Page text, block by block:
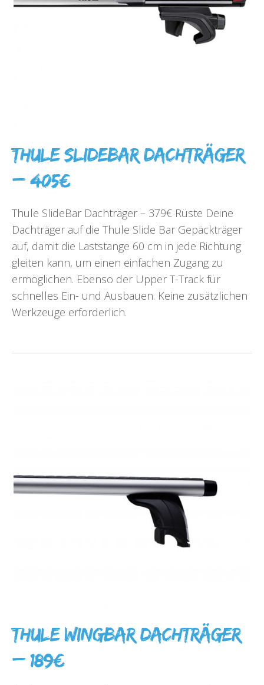
Thule SlideBar Dachträger
– 405€
Thule SlideBar Dachträger – 379€ Rüste Deine
Dachträger auf die Thule Slide Bar Gepäckträger
auf, damit die Laststange 60 cm in jede Richtung
gleiten kann, um einen einfachen Zugang zu
ermöglichen. Ebenso der Upper T-Track für
schnelles Ein- und Ausbauen. Keine zusätzlichen
Werkzeuge erforderlich.
Thule WingBar Dachträger
– 189€